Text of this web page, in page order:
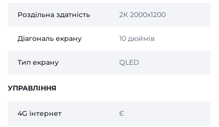
Роздільна здатність 2К 2000х1200
Діагональ екрану 10 дюймів
Тип екрану QLED
УПРАВЛІННЯ
4G інтернет Є